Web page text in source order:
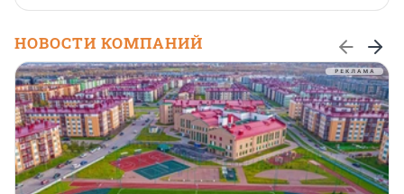
НОВОСТИ КОМПАНИЙ